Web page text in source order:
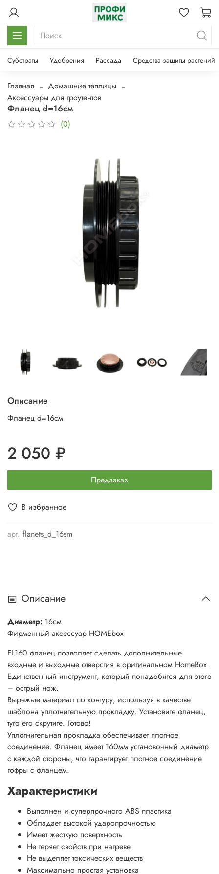
Субстраты Удобрения Рассада Средства защиты растений
Главная
Домашние теплицы
Аксессуары для гроутентов
Фланец d=16см
(0)
В избранное
арт. flanets_d_16sm
Описание
Фланец d=16см
2 050 ₽
Предзаказ
Описание
Диаметр: 16см
Фирменный аксессуар HOMEbox
FL160 фланец позволяет сделать дополнительные
входные и выходные отверстия в оригинальном HomeBox.
Единственный инструмент, который понадобится для этого
– острый нож.
Вырежьте материал по контуру, используя в качестве
шаблона уплотнительную прокладку. Установите фланец,
туго его скрутите. Готово!
Уплотнительная прокладка обеспечивает плотное
соединение. Фланец имеет 160мм установочный диаметр
с каждой стороны, что гарантирует плотное соединение
гофры с фланцем.
Характеристики
Выполнен и суперпрочного ABS пластика
Обладает высокой ударопрочностью
Имеет жесткую поверхность
Не теряет свойств при нагреве
Не выделяет токсических веществ
Максимально простая установка